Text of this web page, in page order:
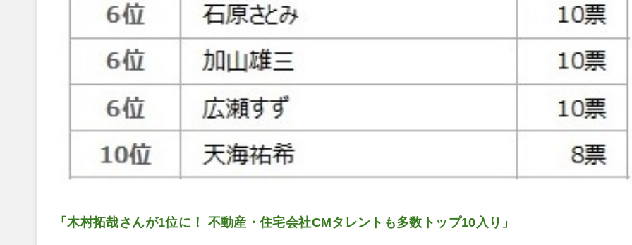
「木村拓哉さんが1位に！ 不動産・住宅会社CMタレントも多数トップ10入り」